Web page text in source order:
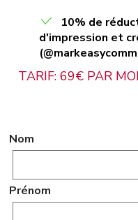
10% de
d'impression et
TARIF: 69€ PAR
Nom
Prénom